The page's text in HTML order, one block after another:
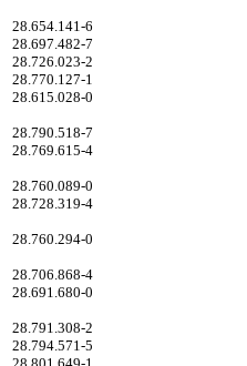
28.654.141-6
28.697.482-7
28.726.023-2
28.770.127-1
28.615.028-0
28.790.518-7
28.769.615-4
28.760.089-0
28.728.319-4
28.760.294-0
28.706.868-4
28.691.680-0
28.791.308-2
28.794.571-5